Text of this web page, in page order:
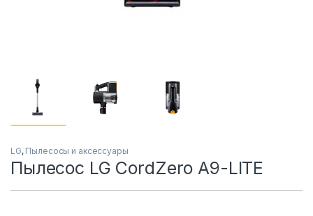
LG, Пылесосы и аксессуары
Пылесос LG CordZero A9-LITE